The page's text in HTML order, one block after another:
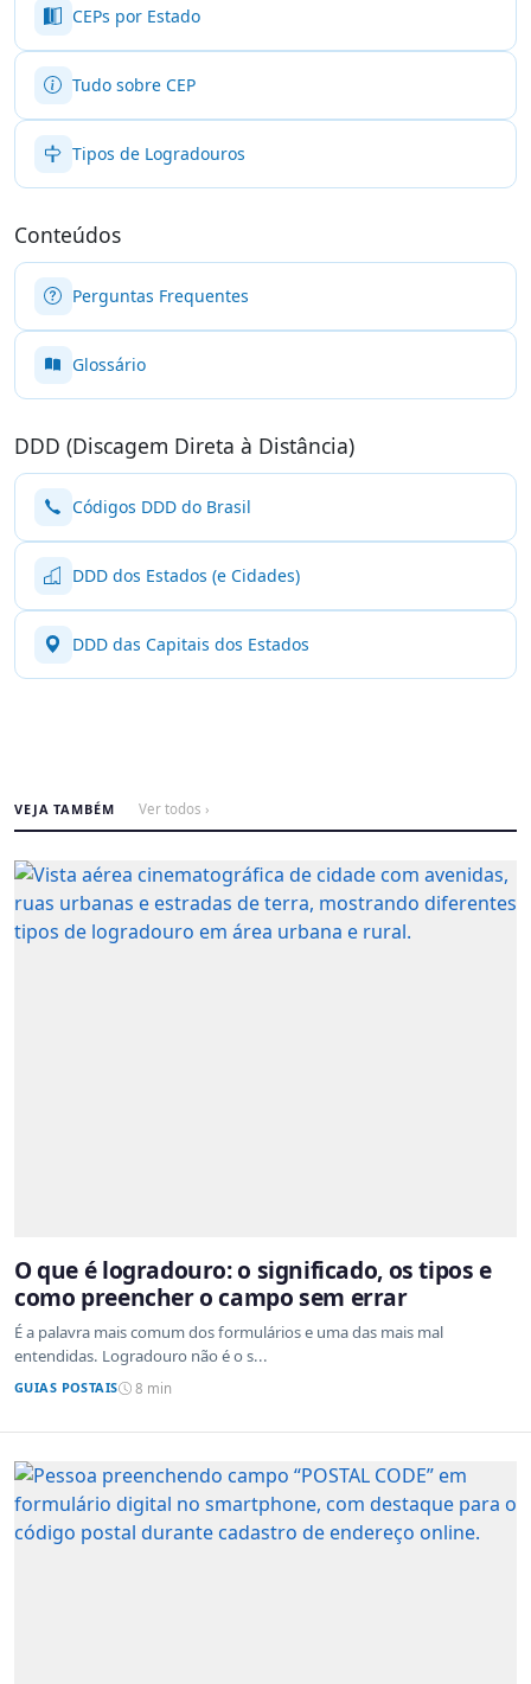
CEPs por Estado
Tudo sobre CEP
Tipos de Logradouros
Conteúdos
Perguntas Frequentes
Glossário
DDD (Discagem Direta à Distância)
Códigos DDD do Brasil
DDD dos Estados (e Cidades)
DDD das Capitais dos Estados
VEJA TAMBÉM Ver todos ›
O que é logradouro: o significado, os tipos e
como preencher o campo sem errar
É a palavra mais comum dos formulários e uma das mais mal
entendidas. Logradouro não é o s...
GUIAS POSTAIS 8 min